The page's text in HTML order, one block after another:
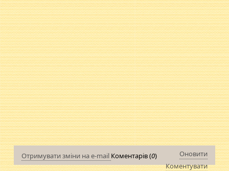
Отримувати зміни на e-mail Коментарів (0)
Оновити
Коментувати